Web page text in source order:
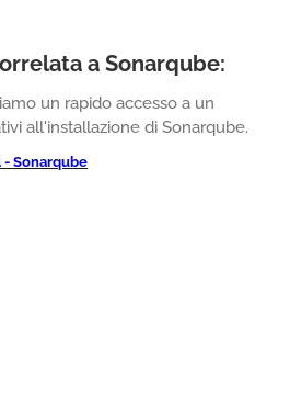
a Sonarqube:
un rapido accesso a un
all'installazione di Sonarqube.
- Sonarqube